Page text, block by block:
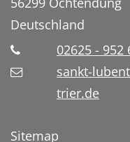
Deutschland
02625 - 952
sankt-
trier.de
Sitemap